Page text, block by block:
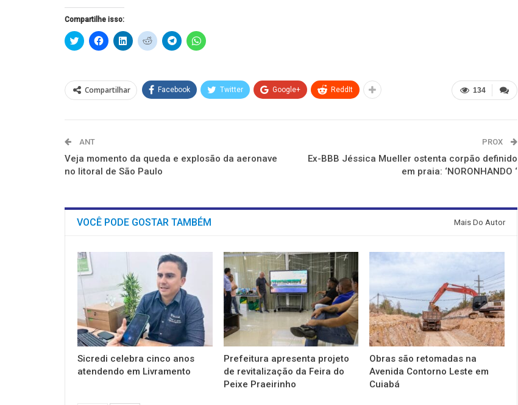
Compartilhe isso:
Clique
para
em
nova
janela)
Clique
para
em
nova
janela)
Clique
para
em
nova
janela)
Clique
para
em
nova
janela)
Clique
para
em
nova
janela)
Clique
para
em
nova
janela) 134
Compartilhar Facebook Twitter Google+ ReddIt
ANT
Veja momento da queda e explosão da aeronave
no litoral de São Paulo
PROX
Ex-BBB Jéssica Mueller ostenta corpão definido
em praia: ‘NORONHANDO ‘
VOCÊ PODE GOSTAR TAMBÉM Mais Do Autor
Sicredi celebra cinco anos
atendendo em Livramento
Prefeitura apresenta projeto
de revitalização da Feira do
Peixe Praeirinho
Obras são retomadas na
Avenida Contorno Leste em
Cuiabá